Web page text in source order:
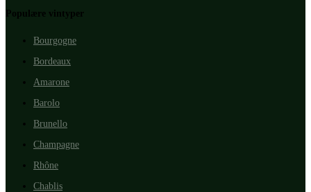
Populære vintyper
Bourgogne
Bordeaux
Amarone
Barolo
Brunello
Champagne
Rhône
Chablis